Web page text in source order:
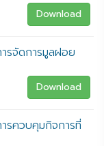
Download
รจัดการมูลฝอย
Download
รควบคุมกิจการที่